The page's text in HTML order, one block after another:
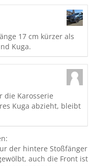
17 cm kürzer als
Kuga.
die Karosserie
Kuga abzieht, bleibt
der hintere Stoßfänger
auch die Front ist